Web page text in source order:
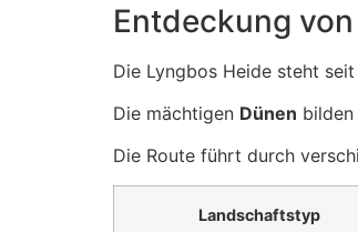
Entdeckung
Die Lyngbos Heide steht
Die mächtigen Dünen
Die Route führt durch
Landschaftstyp